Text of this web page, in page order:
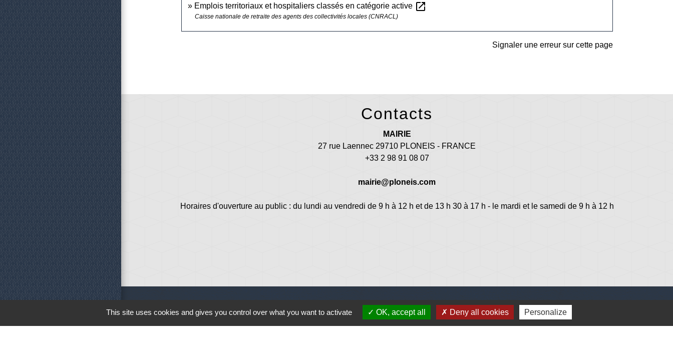
Emplois territoriaux et hospitaliers classés en catégorie active open_in_new
Caisse nationale de retraite des agents des collectivités locales (CNRACL)
Signaler une erreur sur cette page
Contacts
MAIRIE
27 rue Laennec 29710 PLONEIS - FRANCE
+33 2 98 91 08 07
mairie@ploneis.com
Horaires d'ouverture au public : du lundi au vendredi de 9 h à 12 h et de 13 h 30 à 17 h - le mardi et le samedi de 9 h à 12 h
Liens Jumelage
This site uses cookies and gives you control over what you want to activate OK, accept all Deny all cookies Personalize